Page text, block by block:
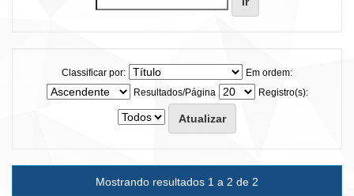
Classificar por:
Em ordem:
Resultados/Página
Registro(s):
Mostrando resultados 1 a 2 de 2